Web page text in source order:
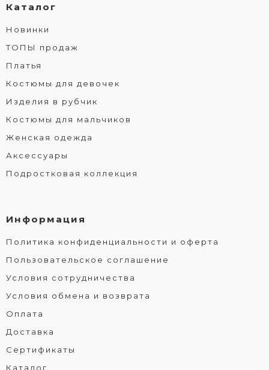
Каталог
Новинки
ТОПЫ продаж
Платья
Костюмы для девочек
Изделия в рубчик
Костюмы для мальчиков
Женская одежда
Аксессуары
Подростковая коллекция
Информация
Политика конфиденциальности и оферта
Пользовательское соглашение
Условия сотрудничества
Условия обмена и возврата
Оплата
Доставка
Сертификаты
Каталог